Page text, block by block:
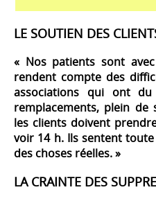
LE SOUTIEN DES
« Nos patients sont
rendent compte des
associations qui ont
remplacements, plein de
les clients doivent
voir 14 h. Ils sentent
des choses réelles. »
LA CRAINTE DES